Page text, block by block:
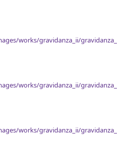
works/gravidanza_ii/
works/gravidanza_ii/
works/gravidanza_ii/